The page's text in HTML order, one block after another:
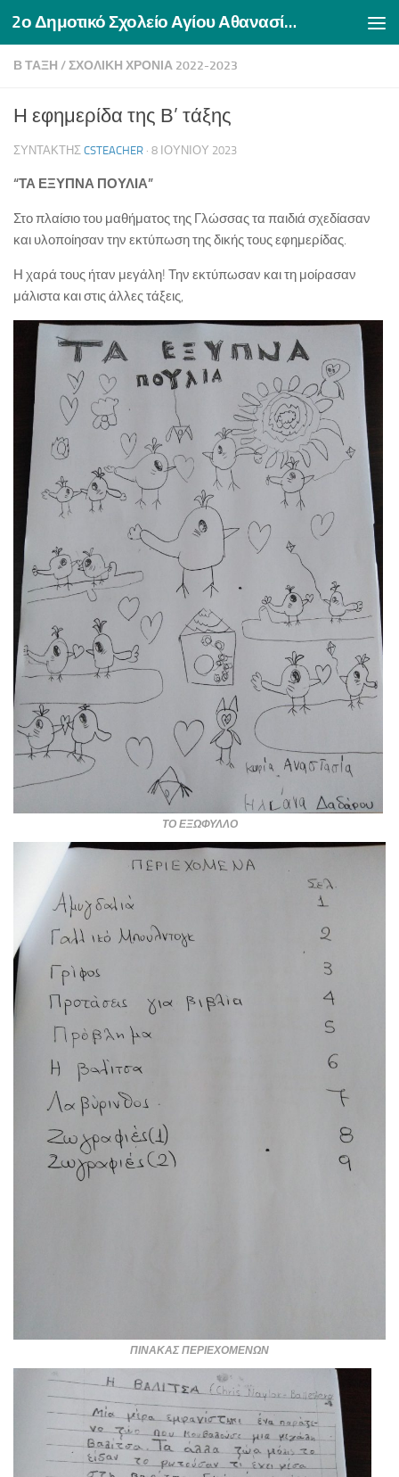
Skip to content 2ο Δημοτικό Σχολείο Αγίου Αθανασίου Δράμας
Β ΤΆΞΗ /ΣΧΟΛΙΚΉ ΧΡΟΝΙΆ 2022-2023
Η εφημερίδα της Β’ τάξης
ΣΥΝΤΆΚΤΗΣ CSTEACHER · 8 ΙΟΥΝΊΟΥ 2023
“ΤΑ ΕΞΥΠΝΑ ΠΟΥΛΙΑ”
Στο πλαίσιο του μαθήματος της Γλώσσας τα παιδιά σχεδίασαν
και υλοποίησαν την εκτύπωση της δικής τους εφημερίδας.
Η χαρά τους ήταν μεγάλη! Την εκτύπωσαν και τη μοίρασαν
μάλιστα και στις άλλες τάξεις,
ΤΟ ΕΞΩΦΥΛΛΟ
ΠΙΝΑΚΑΣ ΠΕΡΙΕΧΟΜΕΝΩΝ